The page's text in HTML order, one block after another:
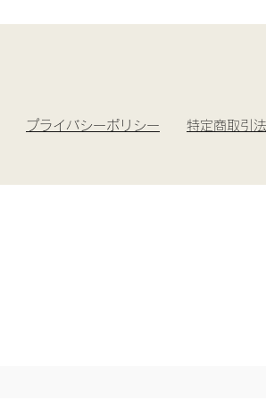
プライバシーポリシー 特定商取引